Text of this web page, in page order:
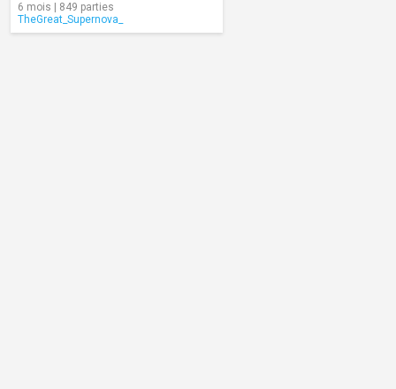
6 mois | 849 parties
TheGreat_Supernova_